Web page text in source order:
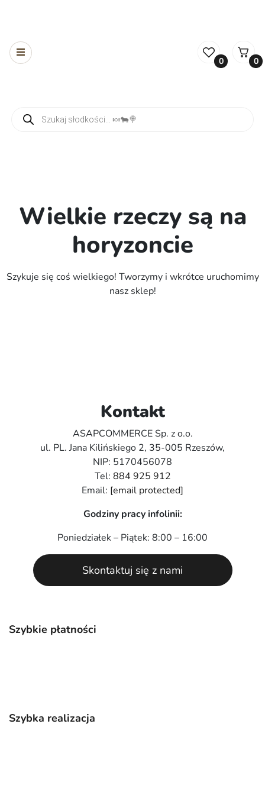
0 0
Wielkie rzeczy są na
horyzoncie
Szykuje się coś wielkiego! Tworzymy i wkrótce uruchomimy
nasz sklep!
Szybkie płatności
Szybka realizacja
Kontakt
ASAPCOMMERCE Sp. z o.o.
ul. PL. Jana Kilińskiego 2, 35-005 Rzeszów,
NIP: 5170456078
Tel: 884 925 912
Email: [email protected]
Godziny pracy infolinii:
Poniedziałek – Piątek: 8:00 – 16:00
Skontaktuj się z nami